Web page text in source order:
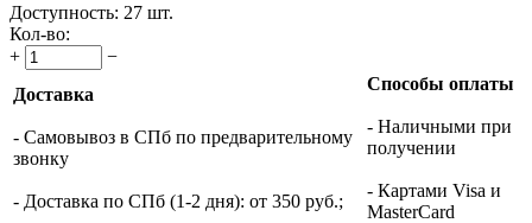
Доступность: 27 шт.
Кол-во:
+
−
Доставка
- Самовывоз в СПб по предварительному
звонку
- Доставка по СПб (1-2 дня): от 350 руб.;
Способы оплаты
- Наличными при
получении
- Картами Visa и
MasterCard